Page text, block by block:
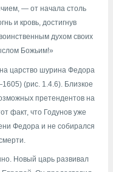
— от начала столь
и кровь, достигнув
духом своих
Божьим!»
царство шурина Федора
(рис. 1.4.6). Близкое
претендентов на
факт, что Годунов уже
Федора и не собирался
Новый царь развивал